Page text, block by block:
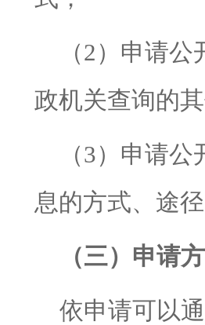
（2）申请公
政机关查询的
（3）申请公
息的方式、途
（三）申请
依申请可以